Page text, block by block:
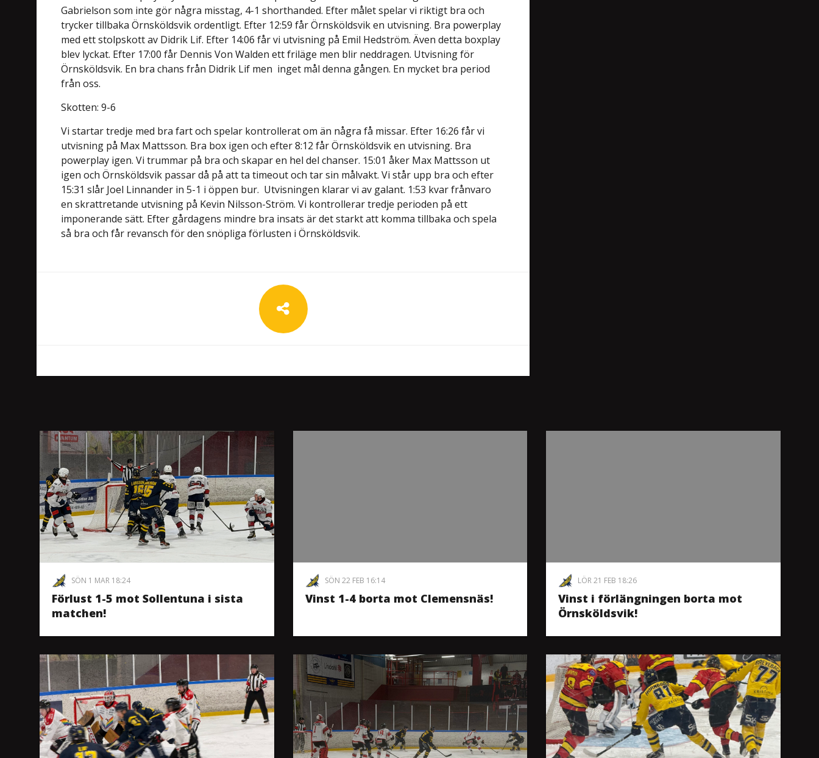
Gabrielson som inte gör några misstag, 4-1 shorthanded. Efter målet spelar vi riktigt bra och
trycker tillbaka Örnsköldsvik ordentligt. Efter 12:59 får Örnsköldsvik en utvisning. Bra powerplay
med ett stolpskott av Didrik Lif. Efter 14:06 får vi utvisning på Emil Hedström. Även detta boxplay
blev lyckat. Efter 17:00 får Dennis Von Walden ett friläge men blir neddragen. Utvisning för
Örnsköldsvik. En bra chans från Didrik Lif men inget mål denna gången. En mycket bra period
från oss.
Skotten: 9-6
Vi startar tredje med bra fart och spelar kontrollerat om än några få missar. Efter 16:26 får vi
utvisning på Max Mattsson. Bra box igen och efter 8:12 får Örnsköldsvik en utvisning. Bra
powerplay igen. Vi trummar på bra och skapar en hel del chanser. 15:01 åker Max Mattsson ut
igen och Örnsköldsvik passar då på att ta timeout och tar sin målvakt. Vi står upp bra och efter
15:31 slår Joel Linnander in 5-1 i öppen bur. Utvisningen klarar vi av galant. 1:53 kvar frånvaro
en skrattretande utvisning på Kevin Nilsson-Ström. Vi kontrollerar tredje perioden på ett
imponerande sätt. Efter gårdagens mindre bra insats är det starkt att komma tillbaka och spela
så bra och får revansch för den snöpliga förlusten i Örnsköldsvik.
SÖN 1 MAR 18:24
Förlust 1-5 mot Sollentuna i sista
matchen!
SÖN 22 FEB 16:14
Vinst 1-4 borta mot Clemensnäs!
LÖR 21 FEB 18:26
Vinst i förlängningen borta mot
Örnsköldsvik!